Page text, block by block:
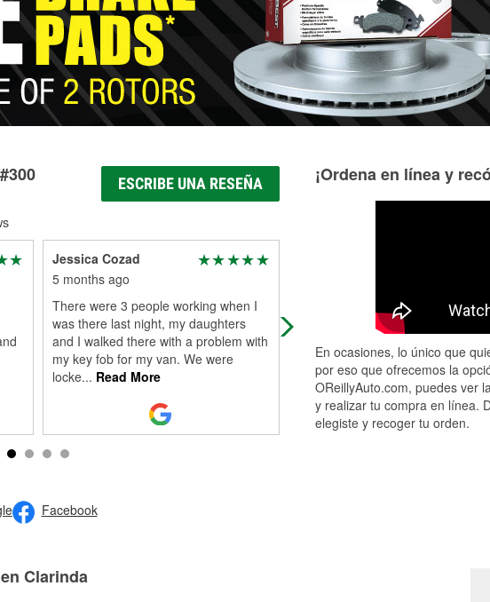
ESCRIBE UNA RESEÑA
Jessica Cozad
5 months ago
There were 3 people working when I
was there last night, my daughters
and I walked there with a problem with
my key fob for my van. We were
locke... Read More
Tim helped me with my battery
me so much time
Facebook
¡Ordena en línea y
En ocasiones, lo único que
por eso que ofrecemos la
OReillyAuto.com, puedes ver
y realizar tu compra en línea.
elegiste y recoger tu orden.
Clarinda